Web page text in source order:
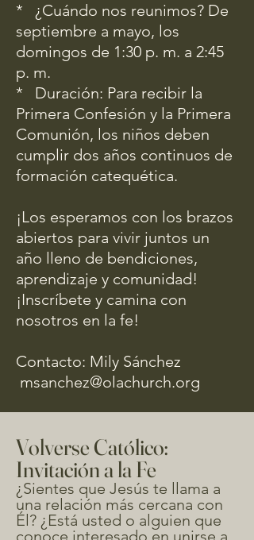
* ¿Cuándo nos reunimos? De
septiembre a mayo, los
domingos de 1:30 p. m. a 2:45
p. m.
* Duración: Para recibir la
Primera Confesión y la Primera
Comunión, los niños deben
cumplir dos años continuos de
formación catequética.
¡Los esperamos con los brazos
abiertos para vivir juntos un
año lleno de bendiciones,
aprendizaje y comunidad!
¡Inscríbete y camina con
nosotros en la fe!
Contacto: Mily Sánchez
msanchez@olachurch.org
Volverse Católico:
Invitación a la Fe
¿Sientes que Jesús te llama a
una relación más cercana con
Él? ¿Está usted o alguien que
conoce interesado en unirse a